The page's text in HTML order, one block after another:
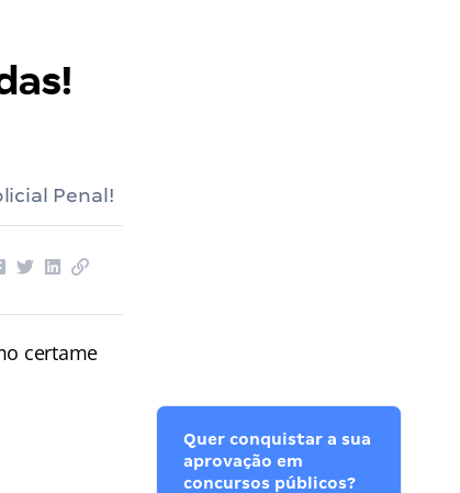
Penal!
certame
Quer conquistar a sua
aprovação em
concursos públicos?